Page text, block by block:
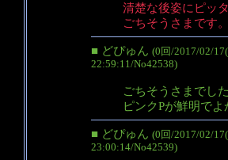
清楚な後姿にピッ
ごちそうさまです。
■ どぴゅん (0回/2017/02/
22:59:11/No42538)
ごちそうさまでした
ピンクPが鮮明でよ
■ どぴゅん (0回/2017/02/
23:00:14/No42539)